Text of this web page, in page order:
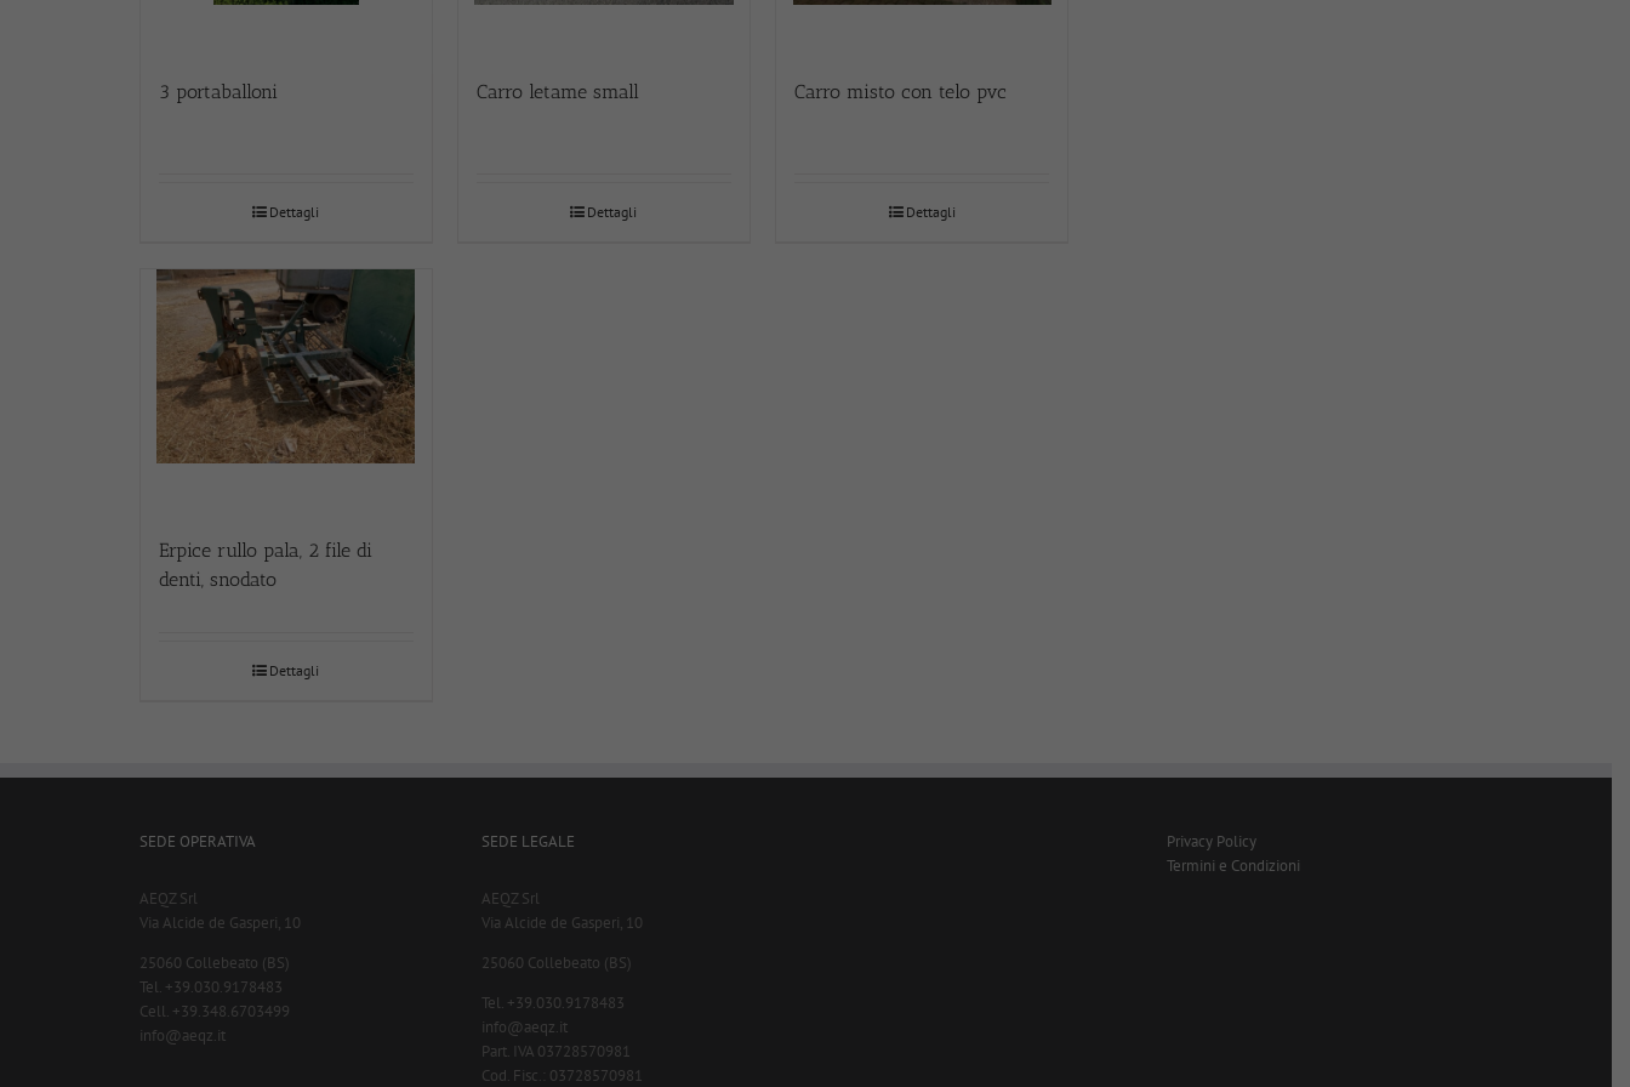
3 portaballoni
Dettagli
Carro letame small
Dettagli
Carro misto con telo pvc
Dettagli
Erpice rullo pala, 2 file di
denti, snodato
Dettagli
SEDE OPERATIVA
AEQZ Srl
Via Alcide de Gasperi, 10
25060 Collebeato (BS)
Tel. +39.030.9178483
Cell. +39.348.6703499
info@aeqz.it
SEDE LEGALE
AEQZ Srl
Via Alcide de Gasperi, 10
25060 Collebeato (BS)
Tel. +39.030.9178483
info@aeqz.it
Part. IVA 03728570981
Cod. Fisc.: 03728570981
Privacy Policy
Termini e Condizioni